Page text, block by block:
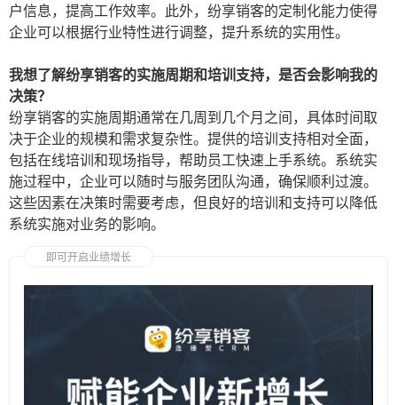
户信息，提高工作效率。此外，纷享销客的定制化能力使得
企业可以根据行业特性进行调整，提升系统的实用性。
我想了解纷享销客的实施周期和培训支持，是否会影响我的
决策？
纷享销客的实施周期通常在几周到几个月之间，具体时间取
决于企业的规模和需求复杂性。提供的培训支持相对全面，
包括在线培训和现场指导，帮助员工快速上手系统。系统实
施过程中，企业可以随时与服务团队沟通，确保顺利过渡。
这些因素在决策时需要考虑，但良好的培训和支持可以降低
系统实施对业务的影响。
即可开启业绩增长